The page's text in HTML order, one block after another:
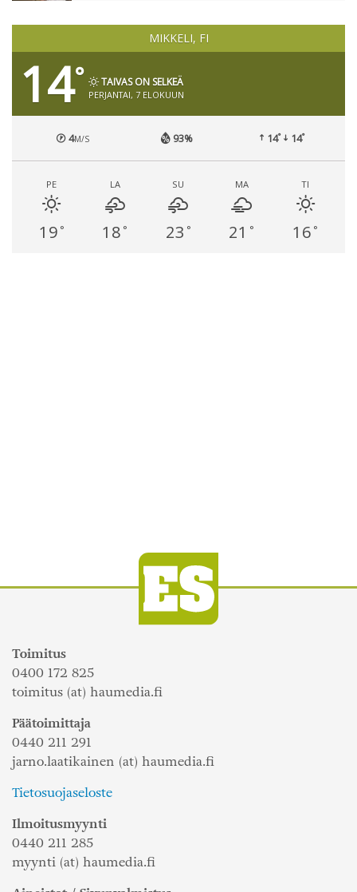
MIKKELI, FI
14° TAIVAS ON SELKEÄ
PERJANTAI, 7 ELOKUUN
4M/S 93% 14° 14°
PE
19 °
LA
18 °
SU
23 °
MA
21 °
TI
16 °
Toimitus
0400 172 825
toimitus (at) haumedia.fi
Päätoimittaja
0440 211 291
jarno.laatikainen (at) haumedia.fi
Tietosuojaseloste
Ilmoitusmyynti
0440 211 285
myynti (at) haumedia.fi